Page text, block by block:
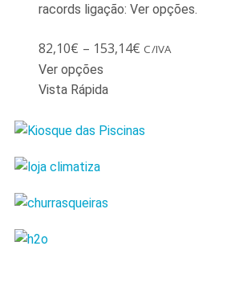
racords ligação: Ver opções.
82,10€ – 153,14€ C/IVA
Ver opções
Vista Rápida